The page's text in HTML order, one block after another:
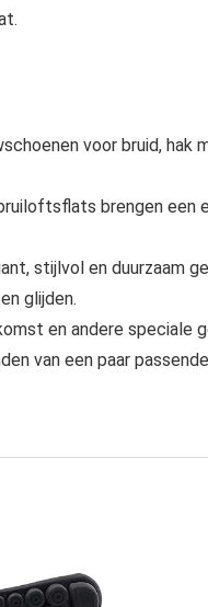
voor bruid, hak
brengen een
stijlvol en duurzaam
glijden.
en andere speciale
van een paar